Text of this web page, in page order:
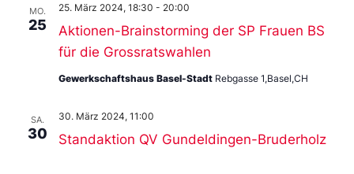
MO.
25
Aktionen-Brainstorming der SP Frauen BS
für die Grossratswahlen
25. März 2024, 18:30 - 20:00
Gewerkschaftshaus Basel-Stadt Rebgasse 1,Basel,CH
SA.
30 Standaktion QV Gundeldingen-Bruderholz
30. März 2024, 11:00